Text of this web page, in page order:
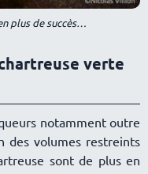
plus de succès
verte
notamment outre
des volumes restreints
sont de plus en